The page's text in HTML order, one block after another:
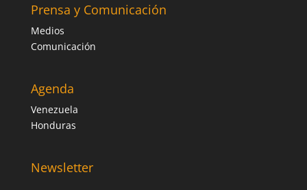
Prensa y Comunicación
Medios
Comunicación
Agenda
Venezuela
Honduras
Newsletter